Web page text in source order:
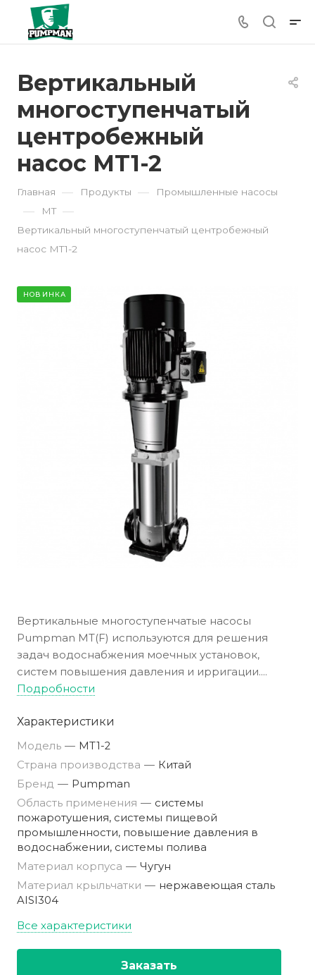
Вертикальный
многоступенчатый
центробежный
насос MT1-2
Главная — Продукты — Промышленные насосы
— MT —
Вертикальный многоступенчатый центробежный
насос MT1-2
НОВИНКА
Вертикальные многоступенчатые насосы
Pumpman MT(F) используются для решения
задач водоснабжения моечных установок,
систем повышения давления и ирригации.
Подходят для проектирования
водоснабжения промышленных и бытовых
объектов, сельскохозяйственных угодий.
Подробности
Характеристики
Модель — MT1-2
Страна производства — Китай
Бренд — Pumpman
Область применения — системы
пожаротушения, системы пищевой
промышленности, повышение давления в
водоснабжении, системы полива
Материал корпуса — Чугун
Материал крыльчатки — нержавеющая сталь
AISI304
Все характеристики
Заказать